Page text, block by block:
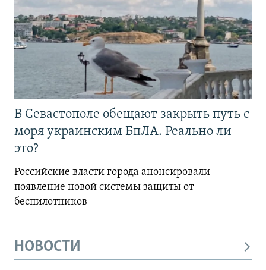
В Севастополе обещают закрыть путь с
моря украинским БпЛА. Реально ли
это?
Российские власти города анонсировали
появление новой системы защиты от
беспилотников
НОВОСТИ